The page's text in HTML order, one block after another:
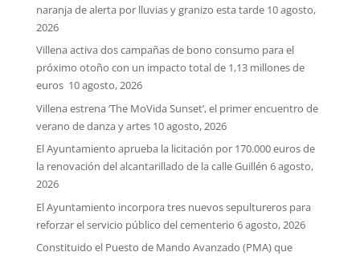
naranja de alerta por lluvias y granizo esta tarde 10 agosto,
2026
Villena activa dos campañas de bono consumo para el
próximo otoño con un impacto total de 1,13 millones de
euros 10 agosto, 2026
Villena estrena ‘The MoVida Sunset’, el primer encuentro de
verano de danza y artes 10 agosto, 2026
El Ayuntamiento aprueba la licitación por 170.000 euros de
la renovación del alcantarillado de la calle Guillén 6 agosto,
2026
El Ayuntamiento incorpora tres nuevos sepultureros para
reforzar el servicio público del cementerio 6 agosto, 2026
Constituido el Puesto de Mando Avanzado (PMA) que